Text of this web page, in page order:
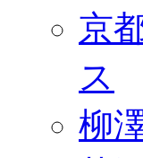
京
ス
柳